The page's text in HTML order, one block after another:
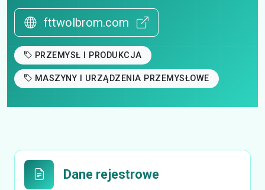
fttwolbrom.com
PRZEMYSŁ I PRODUKCJA
MASZYNY I URZĄDZENIA PRZEMYSŁOWE
Dane rejestrowe